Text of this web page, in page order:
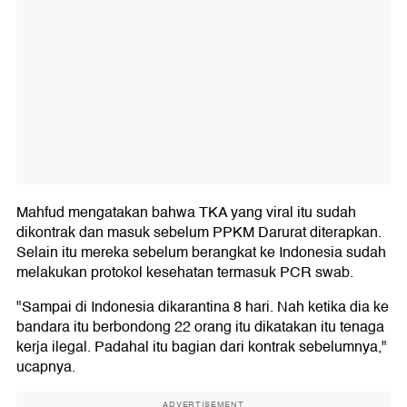
Mahfud mengatakan bahwa TKA yang viral itu sudah
dikontrak dan masuk sebelum PPKM Darurat diterapkan.
Selain itu mereka sebelum berangkat ke Indonesia sudah
melakukan protokol kesehatan termasuk PCR swab.
"Sampai di Indonesia dikarantina 8 hari. Nah ketika dia ke
bandara itu berbondong 22 orang itu dikatakan itu tenaga
kerja ilegal. Padahal itu bagian dari kontrak sebelumnya,"
ucapnya.
ADVERTISEMENT